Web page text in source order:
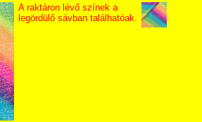
A raktáron lévő színek a
legördülő sávban találhatóak.